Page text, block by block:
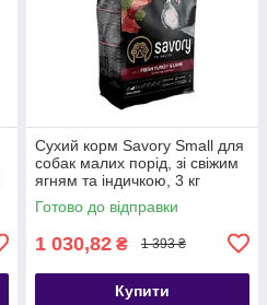
Сухий корм Savory Small для
собак малих порід, зі свіжим
ягням та індичкою, 3 кг
Готово до відправки
1 030,82 ₴ 1 393 ₴
Купити